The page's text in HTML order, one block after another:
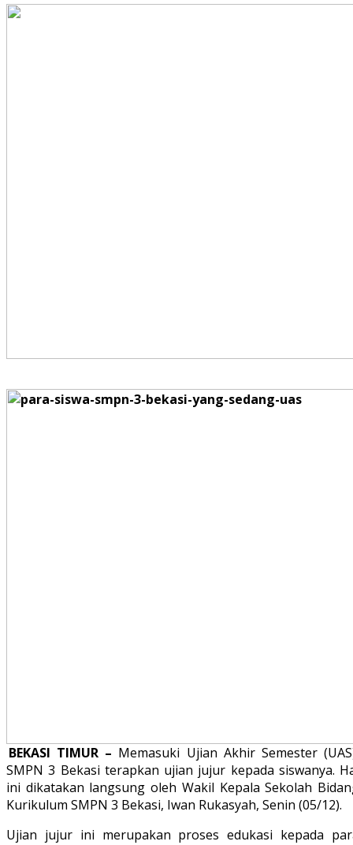
BEKASI TIMUR – Memasuki Ujian Akhir Semester
SMPN 3 Bekasi terapkan ujian jujur kepada siswanya.
ini dikatakan langsung oleh Wakil Kepala Sekolah
Kurikulum SMPN 3 Bekasi, Iwan Rukasyah, Senin (05/12).
Ujian jujur ini merupakan proses edukasi kepada